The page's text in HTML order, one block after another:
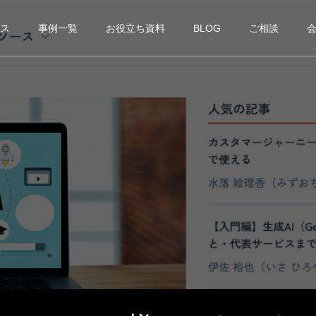
事例一覧 お役立ち資料 BLOG ご相談